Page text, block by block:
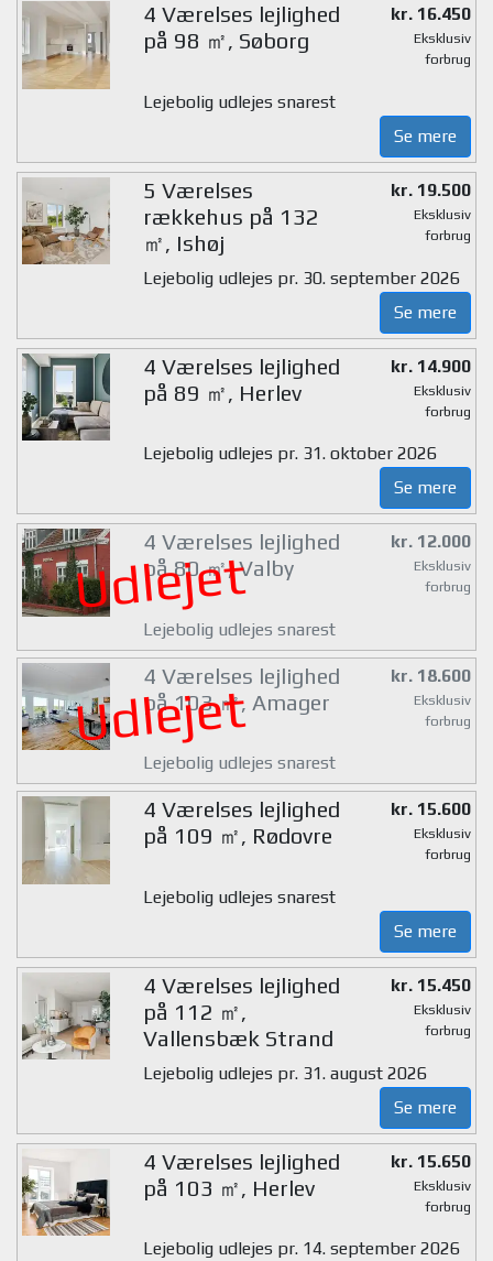
4 Værelses lejlighed
på 98 ㎡, Søborg
kr. 16.450
Eksklusiv
forbrug
Lejebolig udlejes snarest
Se mere
5 Værelses
rækkehus på 132
㎡, Ishøj
kr. 19.500
Eksklusiv
forbrug
Lejebolig udlejes pr. 30. september 2026
Se mere
4 Værelses lejlighed
på 89 ㎡, Herlev
kr. 14.900
Eksklusiv
forbrug
Lejebolig udlejes pr. 31. oktober 2026
Se mere
Udlejet
4 Værelses lejlighed
på 80 ㎡, Valby
kr. 12.000
Eksklusiv
forbrug
Lejebolig udlejes snarest
Udlejet
4 Værelses lejlighed
på 103 ㎡, Amager
kr. 18.600
Eksklusiv
forbrug
Lejebolig udlejes snarest
4 Værelses lejlighed
på 109 ㎡, Rødovre
kr. 15.600
Eksklusiv
forbrug
Lejebolig udlejes snarest
Se mere
4 Værelses lejlighed
på 112 ㎡,
Vallensbæk Strand
kr. 15.450
Eksklusiv
forbrug
Lejebolig udlejes pr. 31. august 2026
Se mere
4 Værelses lejlighed
på 103 ㎡, Herlev
kr. 15.650
Eksklusiv
forbrug
Lejebolig udlejes pr. 14. september 2026